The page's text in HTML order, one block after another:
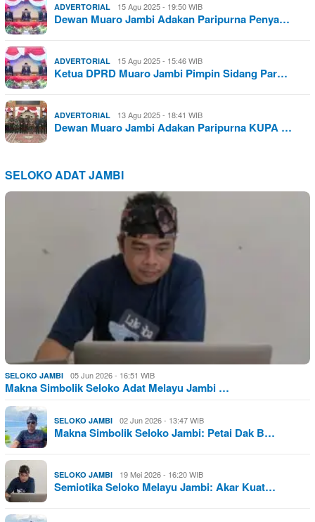
ADVERTORIAL 15 Agu 2025 - 19:50 WIB
Dewan Muaro Jambi Adakan Paripurna Penya…
ADVERTORIAL 15 Agu 2025 - 15:46 WIB
Ketua DPRD Muaro Jambi Pimpin Sidang Par…
ADVERTORIAL 13 Agu 2025 - 18:41 WIB
Dewan Muaro Jambi Adakan Paripurna KUPA …
SELOKO ADAT JAMBI
SELOKO JAMBI 05 Jun 2026 - 16:51 WIB
Makna Simbolik Seloko Adat Melayu Jambi …
SELOKO JAMBI 02 Jun 2026 - 13:47 WIB
Makna Simbolik Seloko Jambi: Petai Dak B…
SELOKO JAMBI 19 Mei 2026 - 16:20 WIB
Semiotika Seloko Melayu Jambi: Akar Kuat…